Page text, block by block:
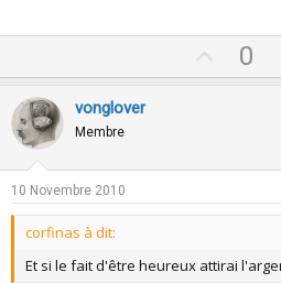
p
0
vonglover
Membre
10 Novembre 2010
corfinas à dit:
Et si le fait d'être heureux attirai